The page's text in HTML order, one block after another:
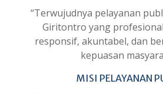
“Terwujudnya pelayanan
Giritontro yang
responsif, akuntabel, dan
kepuasan
MISI PELAYANAN